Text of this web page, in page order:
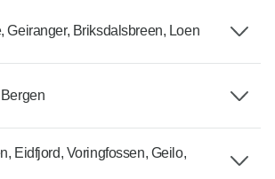
Geiranger, Briksdalsbreen, Loen
Eidfjord, Voringfossen, Geilo,